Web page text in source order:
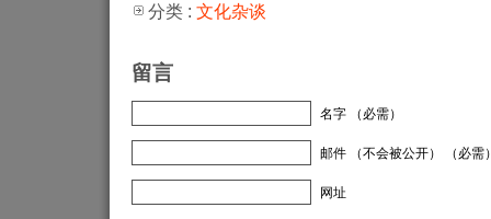
分类 : 文化杂谈
留言
名字 （必需）
邮件 （不会被公开） （必需
网址